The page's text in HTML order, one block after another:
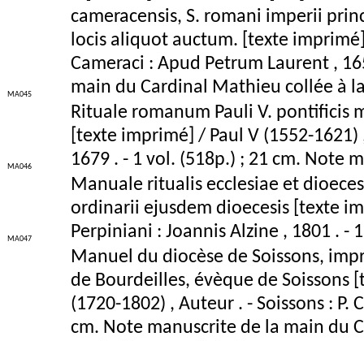
MA045
cameracensis, S. romani imperii
locis aliquot auctum. [texte
Cameraci : Apud Petrum Laurent ,
main du Cardinal Mathieu collée à
MA046
Rituale romanum Pauli V. pontificis
[texte imprimé] / Paul V (1552-
1679 . - 1 vol. (518p.) ; 21 cm. Note
MA047
Manuale ritualis ecclesiae et
ordinarii ejusdem dioecesis [texte
Perpiniani : Joannis Alzine , 1801 . -
Manuel du diocèse de Soissons,
de Bourdeilles, évèque de
(1720-1802) , Auteur . - Soissons :
cm. Note manuscrite de la main du